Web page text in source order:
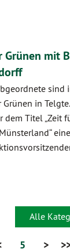
mit
sind
in
dem Titel „Zeit
Alle
5 >